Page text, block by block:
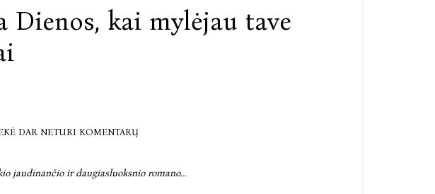
Dienos, kai mylėjau tave
DAR NETURI KOMENTARŲ
jaudinančio ir daugiasluoksnio romano...